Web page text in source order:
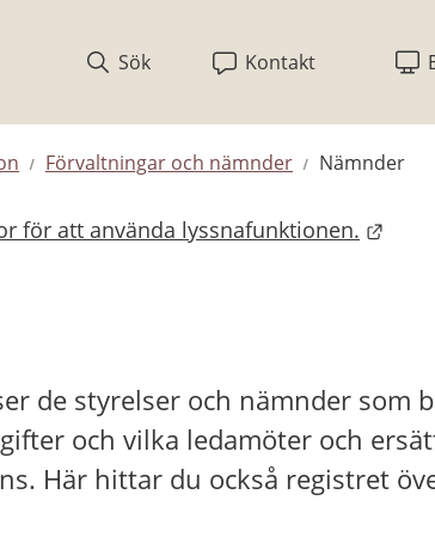
Sök
Kontakt
Förvaltningar och nämnder Nämnder
för att använda lyssnafunktionen.
de styrelser och nämnder som
och vilka ledamöter och
Här hittar du också registret